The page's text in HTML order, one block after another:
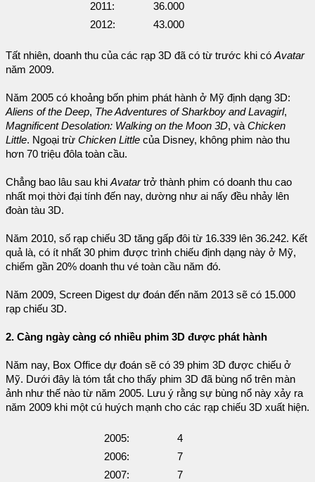
2011:
36.000
2012:
43.000
Tất nhiên, doanh thu của các rạp 3D đã có từ trước khi cóAvatar
năm 2009.
Năm 2005 có khoảng bốn phim phát hành ở Mỹ định dạng 3D:
Aliens of the Deep, The Adventures of Sharkboy and Lavagirl,
Magnificent Desolation: Walking on the Moon 3D, vàChicken
Little. Ngoại trừ Chicken Little của Disney, không phim nào thu
hơn 70 triệu đôla toàn cầu.
Chẳng bao lâu sau khiAvatartrở thành phim có doanh thu cao
nhất mọi thời đại tính đến nay, dường như ai nấy đều nhảy lên
đoàn tàu 3D.
Năm 2010, số rạp chiếu 3D tăng gấp đôi từ 16.339 lên 36.242. Kết
quả là, có ít nhất 30 phim được trình chiếu định dạng này ở Mỹ,
chiếm gần 20% doanh thu vé toàn cầu năm đó.
Năm 2009, Screen Digest dự đoán đến năm 2013 sẽ có 15.000
rạp chiếu 3D.
2. Càng ngày càng có nhiều phim 3D được phát hành
Năm nay, Box Office dự đoán sẽ có 39 phim 3D được chiếu ở
Mỹ. Dưới đây là tóm tắt cho thấy phim 3D đã bùng nổ trên màn
ảnh như thế nào từ năm 2005. Lưu ý rằng sự bùng nổ này xảy ra
năm 2009 khi một cú huých mạnh cho các rạp chiếu 3D xuất hiện.
2005:
4
2006:
7
2007:
7